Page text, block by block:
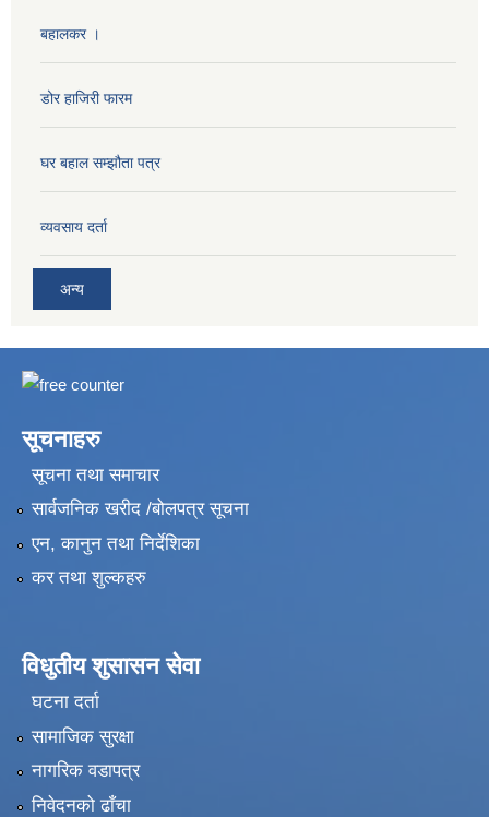
बहालकर ।
डोर हाजिरी फारम
घर बहाल सम्झौता पत्र
व्यवसाय दर्ता
अन्य
सूचनाहरु
सूचना तथा समाचार
सार्वजनिक खरीद /बोलपत्र सूचना
एन, कानुन तथा निर्देशिका
कर तथा शुल्कहरु
विधुतीय शुसासन सेवा
घटना दर्ता
सामाजिक सुरक्षा
नागरिक वडापत्र
निवेदनको ढाँचा